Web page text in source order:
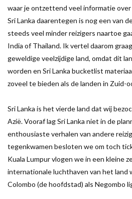
waar je ontzettend veel informatie
Sri Lanka daarentegen is nog een van
steeds veel minder reizigers naartoe
India of Thailand. Ik vertel daarom
geweldige veelzijdige land, omdat dit
worden en Sri Lanka bucketlist
zoveel te bieden als de landen in Zuid-
Sri Lanka is het vierde land dat wij
Azië. Vooraf lag Sri Lanka niet in de
enthousiaste verhalen van andere
tegenkwamen besloten we om toch
Kuala Lumpur vlogen we in een kleine
internationale luchthaven van het land
Colombo (de hoofdstad) als Negombo